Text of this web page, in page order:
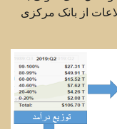
از بانک مرکزی